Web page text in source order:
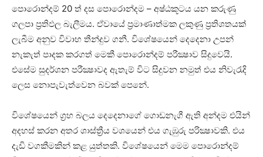
පොරොන්දම් 20 ත් දස පොරොන්දම – අෂ්ඨකූටය යන කරුණු
ගලපා ප්‍රතිඵල බැලීමය. ඒවායේ ප්‍රමාණාත්මක ලකුණු ප්‍රතිශතයක්‌
ලැබීම අනුව විවාහ තීන්දුව ගනී. විශේෂයෙන් දෙදෙනා උපන්
නැකැත් පාදක කරගත් මෙකී පොරොන්දම් පරීක්‍ෂාව සිදුවෙයි.
එසේම සුදර්ශන පරීක්‍ෂාවද ඇතැම් විට සිදුවන නමුත් එය නිවැරැදි
ලෙස නොපැවැත්වෙන බවක්‌ පෙනේ.
විශේෂයෙන් ග්‍රහ බලය දෙදෙනාගේ ගොඩනැගී ඇති අන්දම එයින්
අදහස්‌ කරන අතර ශාස්‌ත්‍රීය වශයෙන් එය ගැඹුරු පරික්‍ෂාවකි. එය
දැඩි වගකීමකින් කළ යුත්තකි. විශේෂයෙන් මෙම පොරොන්දම්